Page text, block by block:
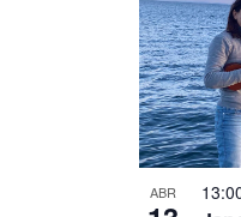
n
t
o
ABR